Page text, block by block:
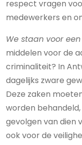
respect vragen
medewerkers en
We staan voor
middelen voor de
criminaliteit? In
dagelijks zware
Deze zaken
worden
gevolgen van dien
ook voor de